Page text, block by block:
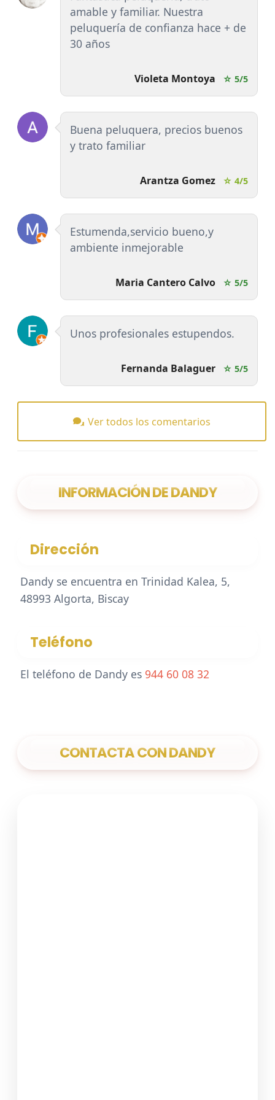
amable y familiar. Nuestra
peluquería de confianza hace + de
30 años
Violeta Montoya ☆ 5/5
Buena peluquera, precios buenos
y trato familiar
Arantza Gomez ☆ 4/5
Estumenda,servicio bueno,y
ambiente inmejorable
Maria Cantero Calvo ☆ 5/5
Unos profesionales estupendos.
Fernanda Balaguer ☆ 5/5
Ver todos los comentarios
INFORMACIÓN DE DANDY
Dirección
Dandy se encuentra en Trinidad Kalea, 5,
48993 Algorta, Biscay
Teléfono
El teléfono de Dandy es 944 60 08 32
CONTACTA CON DANDY